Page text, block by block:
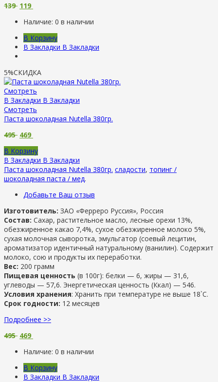
139 119
Наличие: 0 в наличии
В Корзину
В Закладки В Закладки
5%СКИДКА
Смотреть
В Закладки В Закладки
Смотреть
Паста шоколадная Nutella 380гр.
495 469
В Корзину
В Закладки В Закладки
Паста шоколадная Nutella 380гр. сладости, топинг /
шоколадная паста / мед.
Добавьте Ваш отзыв
Изготовитель: ЗАО «Ферреро Руссия», Россия
Состав: Сахар, растительное масло, лесные орехи 13%,
обезжиренное какао 7,4%, сухое обезжиренное молоко 5%,
сухая молочная сыворотка, эмульгатор (соевый лецитин,
ароматизатор идентичный натуральному (ванилин). Содержит
молоко, сою и продукты их переработки.
Вес: 200 грамм
Пищевая ценность (в 100г): белки — 6, жиры — 31,6,
углеводы — 57,6. Энергетическая ценность (Ккал) — 546.
Условия хранения: Хранить при температуре не выше 18`C.
Срок годности: 12 месяцев
Подробнее >>
495 469
Наличие: 0 в наличии
В Корзину
В Закладки В Закладки